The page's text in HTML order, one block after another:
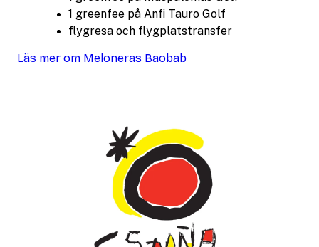
1 greenfee på Anfi Tauro Golf
flygresa och flygplatstransfer
Läs mer om Meloneras Baobab